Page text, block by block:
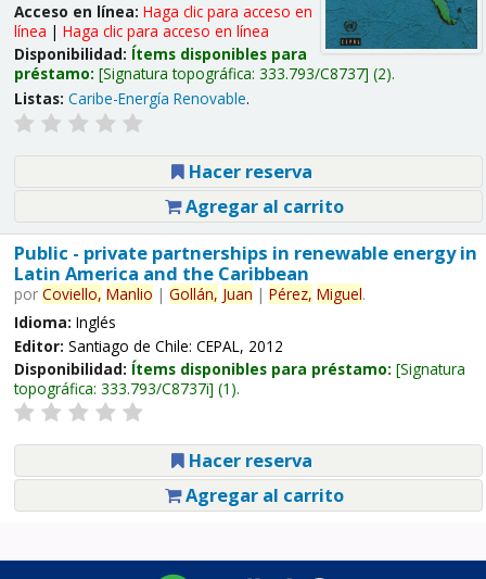
Acceso en línea: Haga clic para acceso en
línea | Haga clic para acceso en línea
Disponibilidad: Ítems disponibles para
préstamo: Signatura topográfica: 333.793/C8737 (2).
Listas: Caribe-Energía Renovable.
Hacer reserva
Agregar al carrito
Public - private partnerships in renewable energy in
Latin America and the Caribbean
por Coviello, Manlio | Gollán, Juan | Pérez, Miguel.
Idioma: Inglés
Editor: Santiago de Chile: CEPAL, 2012
Disponibilidad: Ítems disponibles para préstamo: Signatura
topográfica: 333.793/C8737i (1).
Hacer reserva
Agregar al carrito